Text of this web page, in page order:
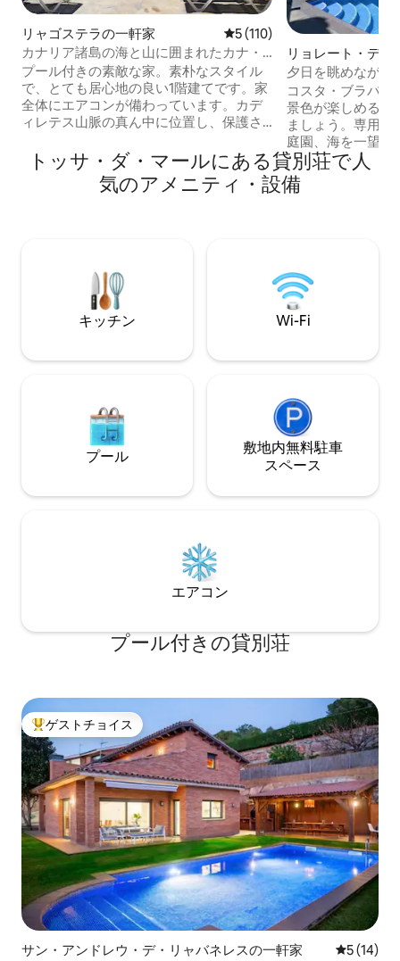
リャゴステラの一軒家 レビュー110件、5つ星中5つ
5 (110)
カナリア諸島の海と山に囲まれたカナ・
カディレテスの一軒家
プール付きの素敵な家。素朴なスタイル
で、とても居心地の良い1階建てです。家
全体にエアコンが備わっています。カデ
ィレテス山脈の真ん中に位置し、保護さ
深い場所です。4つのベッドルーム、4つ
のダブルルーム（1つのスイートタイプ）
で構成されています。アメリカのキッチ
ビ。2台分の大きなガレージ。
リョレート・デ・
軒家
夕日を眺めながら
そう
コスタ・ブラバに
景色が楽しめる静
ましょう。専用
庭園、海を一望で
適なバーベキュー
た、1階の宿泊施
だけます。リョレ
グループには不向
での旅行にぴった
トッサ・ダ・マールにある貸別荘で人
気のアメニティ・設備
キッチン Wi-Fi
プール
敷地内無料駐⁠車
ス⁠ペ⁠ー⁠ス
エアコン
プール付きの貸別荘
大好評のゲストチョイスです。
ゲストチョイス
サン・アンドレウ・デ・リャバネレスの一軒家 レビュー
5 (14)